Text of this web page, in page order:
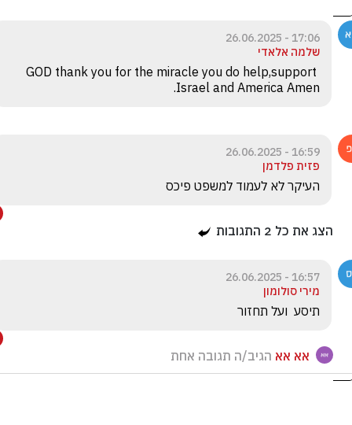
17:06 - 26.06.2025
שלמה אלאדי
GOD thank you for the miracle you do help,support
Israel and America Amen.
16:59 - 26.06.2025
פזית פלדמן
העיקר לא לעמוד למשפט פיכס
הצג את כל 2 התגובות
16:57 - 26.06.2025
מירי סולומון
תיסע  ועל תחזור
אא אא הגיב/ה תגובה אחת